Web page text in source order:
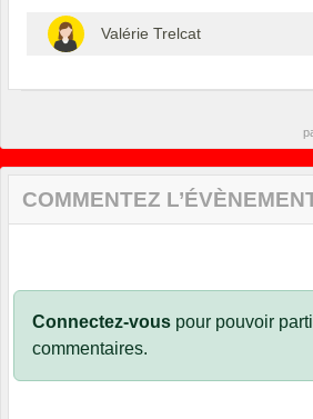
Valérie Trelcat
COMMENTEZ
Connectez-vous pour pouvoir
commentaires.